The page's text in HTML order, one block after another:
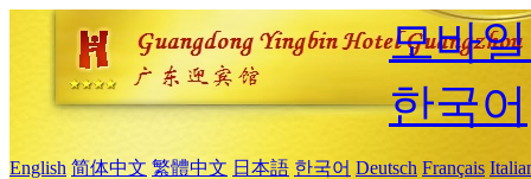
모바
한국어
English 简体中文 繁體中文 日本語 한국어 Deutsch Français